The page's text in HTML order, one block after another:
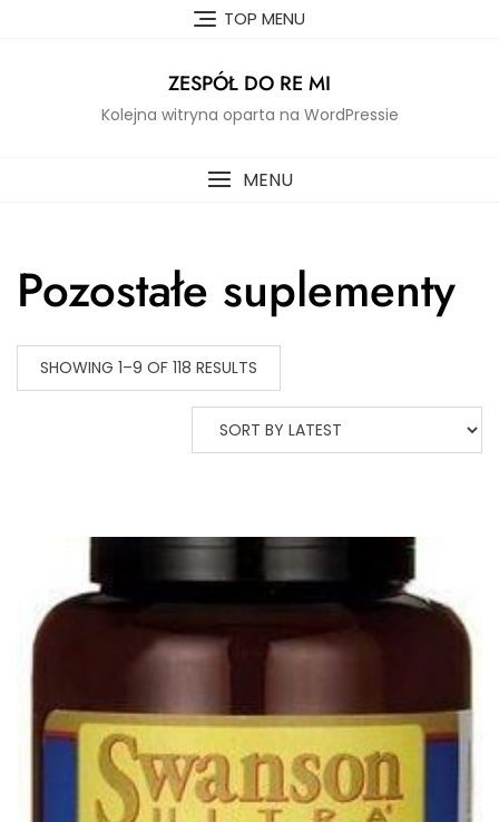
TOP MENU
ZESPÓŁ DO RE MI
Kolejna witryna oparta na WordPressie
MENU
Pozostałe suplementy
SHOWING 1–9 OF 118 RESULTS